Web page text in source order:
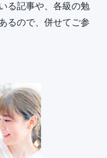
る記事や、各級の勉
るので、併せてご参